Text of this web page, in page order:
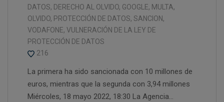
DATOS, DERECHO AL OLVIDO, GOOGLE, MULTA,
OLVIDO, PROTECCIÓN DE DATOS, SANCION,
VODAFONE, VULNERACIÓN DE LA LEY DE
PROTECCIÓN DE DATOS
216
La primera ha sido sancionada con 10 millones de
euros, mientras que la segunda con 3,94 millones
Miércoles, 18 mayo 2022, 18:30 La Agencia...